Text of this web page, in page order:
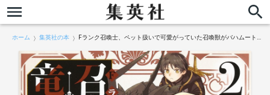
ホーム 集英社の本 Fランク召喚士、ペット扱いで可愛がっていた召喚獣がバハムートに成長したので冒険を辞めて最強の竜騎士になる 2